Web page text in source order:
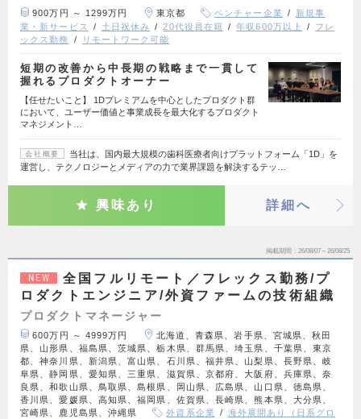
900万円 ～ 1299万円 東京都 ベンチャー企業
新規事
業・新サービス
土日祝休み 20代役員在籍 年収600万以上
フレ
ックス勤務
リモートワーク可能
短期の改善から中長期の戦略まで一貫して
握れるプロダクトオーナー
【任せたいこと】 1Dプレミアムを中心としたプロダクト群
において、ユーザー価値と事業成長を最大化するプロダクト
マネジメント…
会社概要
当社は、国内最大規模の歯科医療者向けプラットフォーム「1D」を
運営し、テクノロジーとメディアの力で業界課題を解決するテッ…
興味あり 詳細へ
掲載期間 26/08/07～26/08/25
NEW
全国フルリモート／フレックス勤務/プ
ロダクトエンジニア/外資ファームの技術組織
プロダクトマネージャー
600万円 ～ 4999万円
北海道、青森県、岩手県、宮城県、秋田
県、山形県、福島県、茨城県、栃木県、群馬県、埼玉県、千葉県、東京
都、神奈川県、新潟県、富山県、石川県、福井県、山梨県、長野県、岐
阜県、静岡県、愛知県、三重県、滋賀県、京都府、大阪府、兵庫県、奈
良県、和歌山県、鳥取県、島根県、岡山県、広島県、山口県、徳島県、
香川県、愛媛県、高知県、福岡県、佐賀県、長崎県、熊本県、大分県、
宮崎県、鹿児島県、沖縄県
外資系企業
海外展開あり（日系グロ